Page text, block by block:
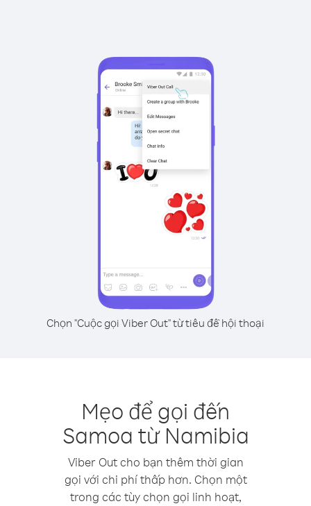
Chọn "Cuộc gọi Viber Out" từ tiêu đề hội thoại
Mẹo để gọi đến
Samoa từ Namibia
Viber Out cho bạn thêm thời gian
gọi với chi phí thấp hơn. Chọn một
trong các tùy chọn gọi linh hoạt,